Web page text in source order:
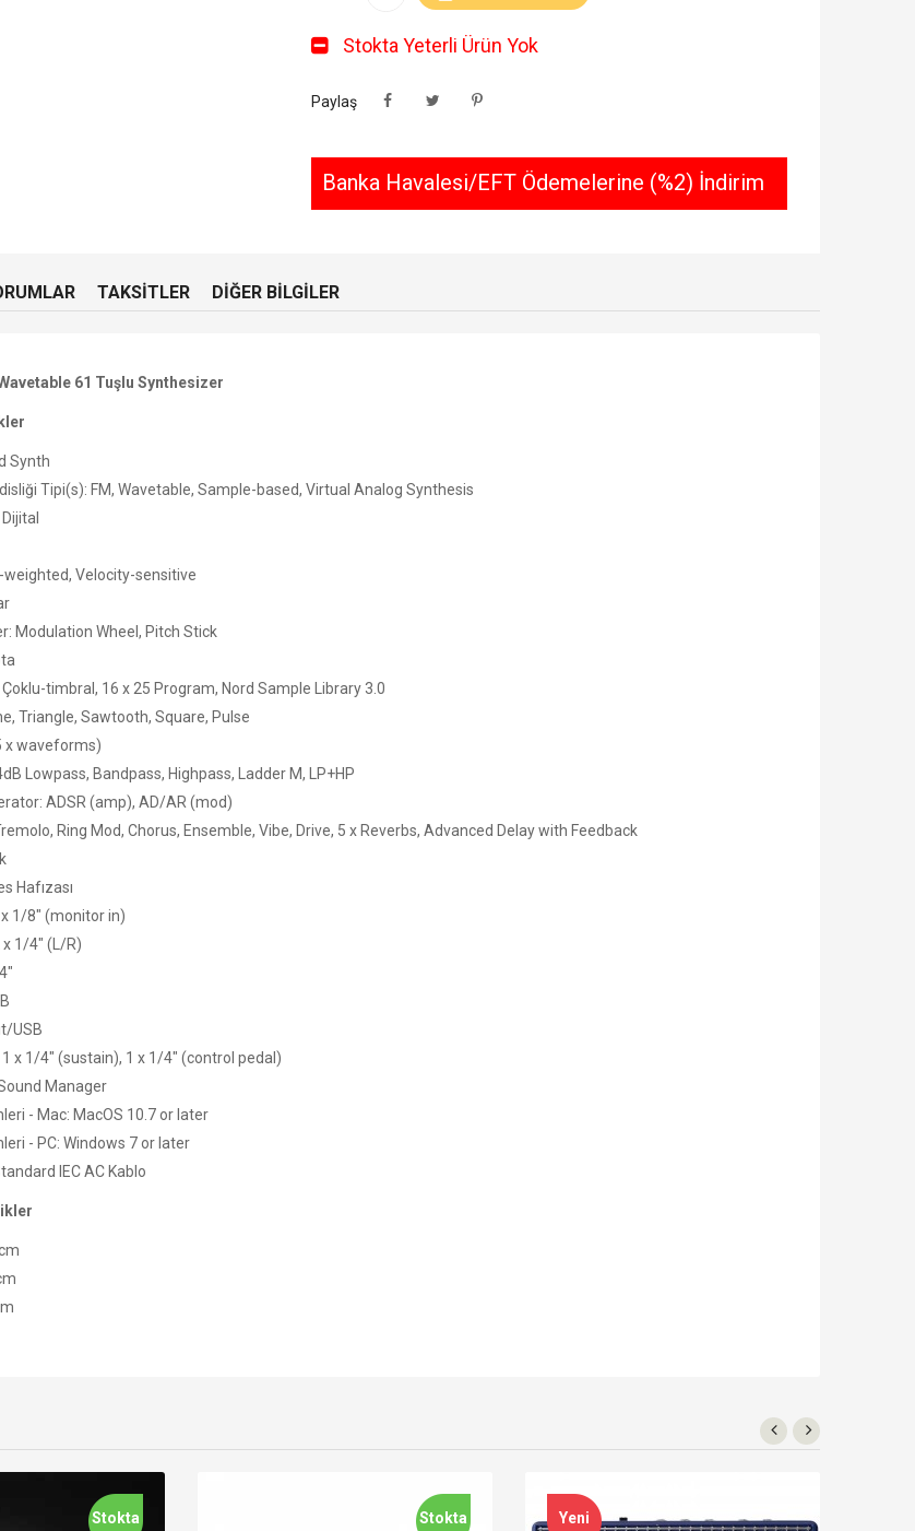
Stokta Yeterli Ürün Yok
Paylaş
Banka Havalesi/EFT Ödemelerine (%2) İndirim
TAKSITLER DIĞER BILGILER
61 Tuşlu Synthesizer
Synth
Tipi(s): FM, Wavetable, Sample-based, Virtual Analog Synthesis
weighted, Velocity-sensitive
Modulation Wheel, Pitch Stick
Çoklu-timbral, 16 x 25 Program, Nord Sample Library 3.0
Triangle, Sawtooth, Square, Pulse
x waveforms)
Lowpass, Bandpass, Highpass, Ladder M, LP+HP
ADSR (amp), AD/AR (mod)
Ring Mod, Chorus, Ensemble, Vibe, Drive, 5 x Reverbs, Advanced Delay with Feedback
Hafızası
x 1/8" (monitor in)
x 1/4" (L/R)
USB
1 x 1/4" (sustain), 1 x 1/4" (control pedal)
Manager
- Mac: MacOS 10.7 or later
- PC: Windows 7 or later
IEC AC Kablo
Stokta Stokta Yeni